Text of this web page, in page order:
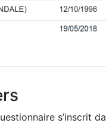
s’inscrit